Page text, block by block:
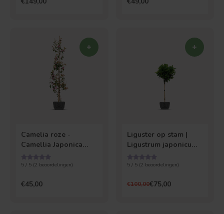
Camelia roze -
Camellia Japonica
5 / 5 (2 beoordelingen)
€45,00
Liguster op stam |
Ligustrum japonicum
5 / 5 (2 beoordelingen)
€100,00€75,00